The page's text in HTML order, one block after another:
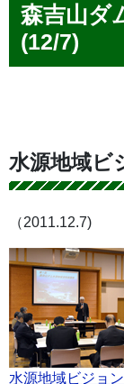
森吉山ダ
(12/7)
水源地域ビ
（2011.12.7)
水源地域ビジョ